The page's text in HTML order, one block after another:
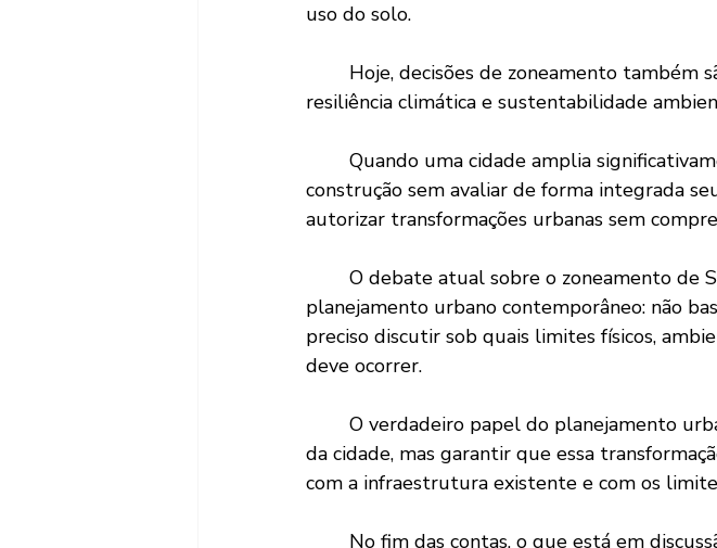
uso do solo.
resiliência climática e sustentabilidade
construção sem avaliar de forma integrada
autorizar transformações urbanas sem
planejamento urbano contemporâneo: não
preciso discutir sob quais limites físicos,
deve ocorrer.
da cidade, mas garantir que essa
com a infraestrutura existente e com os